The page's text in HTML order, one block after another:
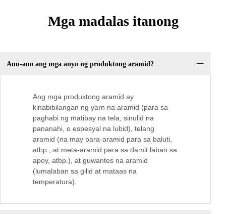
Mga madalas itanong
Anu-ano ang mga anyo ng produktong aramid?
Ang mga produktong aramid ay
kinabibilangan ng yarn na aramid (para sa
paghabi ng matibay na tela, sinulid na
pananahi, o espesyal na lubid), telang
aramid (na may para-aramid para sa baluti,
atbp., at meta-aramid para sa damit laban sa
apoy, atbp.), at guwantes na aramid
(lumalaban sa gilid at mataas na
temperatura).